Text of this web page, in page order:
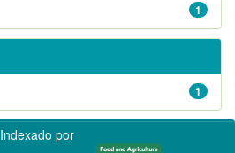
1
1
Indexado por